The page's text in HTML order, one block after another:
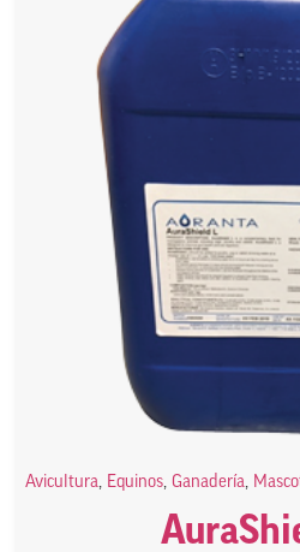
Avicultura, Equinos, Ganadería,